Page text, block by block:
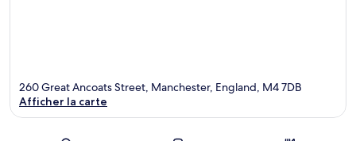
260 Great Ancoats Street, Manchester, England, M4 7DB
Afficher la carte